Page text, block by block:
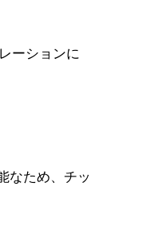
ーションに
なため、チッ